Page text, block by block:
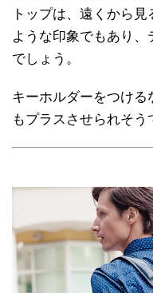
トップは、遠くから
ような印象でもあり、
でしょう。
キーホルダーをつけ
もプラスさせられそう